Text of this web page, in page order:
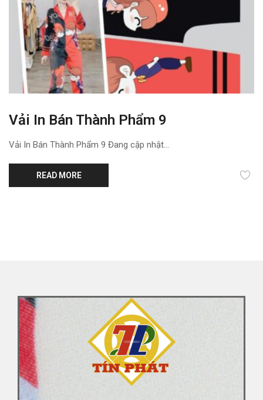
Vải In Bán Thành Phẩm 9
Vải In Bán Thành Phẩm 9 Đang cập nhật...
READ MORE